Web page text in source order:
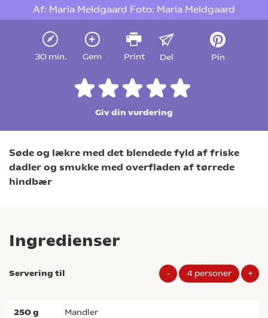
Af: Maria Meldgaard Foto: Maria Meldgaard
30 min. Gem Print Del Pin
Giv din vurdering
Søde og lækre med det blendede fyld af friske
dadler og smukke med overfladen af tørrede
hindbær
Ingredienser
Servering til - 4 personer +
250g mandler